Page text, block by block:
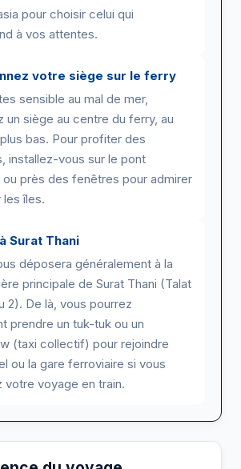
pour choisir celui qui
à vos attentes.
votre siège sur le ferry
sensible au mal de mer,
un siège au centre du ferry, au
bas. Pour profiter des
installez-vous sur le pont
ou près des fenêtres pour admirer
les îles.
Surat Thani
déposera généralement à la
principale de Surat Thani (Talat
2). De là, vous pourrez
prendre un tuk-tuk ou un
(taxi collectif) pour rejoindre
ou la gare ferroviaire si vous
votre voyage en train.